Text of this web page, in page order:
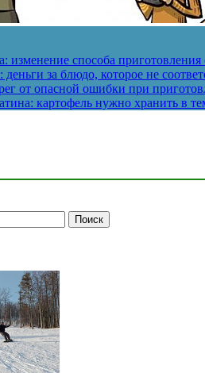
изменение способа
за блюдо, которое не
от опасной ошибки при
картофель нужно хранить в